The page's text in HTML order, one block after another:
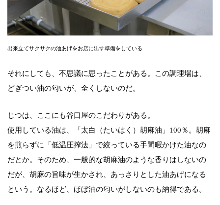
出来立てサクサクの油あげをお店に出す準備をしている
それにしても、不思議に思ったことがある。この調理場は、
どぎつい油の匂いが、全くしないのだ。
じつは、ここにも谷口屋のこだわりがある。
使用している油は、「太白（たいはく）胡麻油」100％。胡麻
を煎らずに「低温圧搾法」で絞っている手間暇かけた油なの
だとか。そのため、一般的な胡麻油のような香りはしないの
だが、胡麻の旨味が生かされ、あっさりとした油あげになる
という。なるほど、ほぼ油の匂いがしないのも納得である。